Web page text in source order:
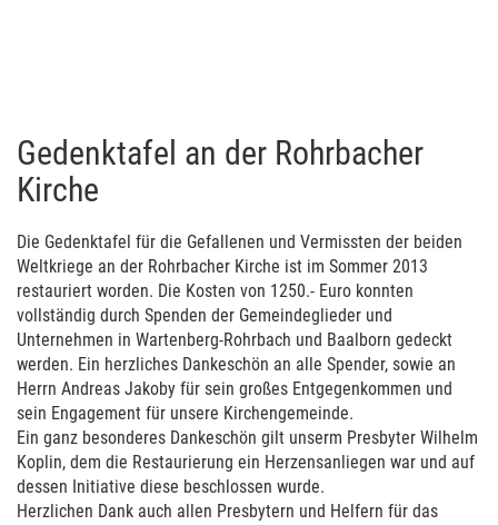
Gedenktafel an der Rohrbacher
Kirche
Die Gedenktafel für die Gefallenen und Vermissten der beiden
Weltkriege an der Rohrbacher Kirche ist im Sommer 2013
restauriert worden. Die Kosten von 1250.- Euro konnten
vollständig durch Spen­den der Gemeindeglieder und
Unternehmen in Wartenberg-Rohrbach und Baalborn gedeckt
werden. Ein herzliches Dankeschön an alle Spender, sowie an
Herrn Andreas Jakoby für sein großes Entgegenkommen und
sein Engagement für unsere Kirchengemeinde.
Ein ganz besonderes Dankeschön gilt unserm Presbyter Wilhelm
Koplin, dem die Restaurierung ein Herzensanliegen war und auf
dessen Initiative diese beschlossen wurde.
Herzlichen Dank auch allen Presbytern und Helfern für das